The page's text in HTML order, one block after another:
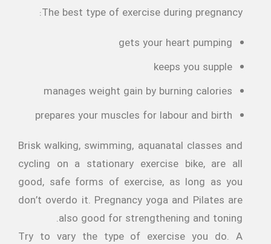
The best type of exercise during pregnancy:
gets your heart pumping
keeps you supple
manages weight gain by burning calories
prepares your muscles for labour and birth
Brisk walking, swimming, aquanatal classes and
cycling on a stationary exercise bike, are all
good, safe forms of exercise, as long as you
don’t overdo it. Pregnancy yoga and Pilates are
also good for strengthening and toning.
Try to vary the type of exercise you do. A